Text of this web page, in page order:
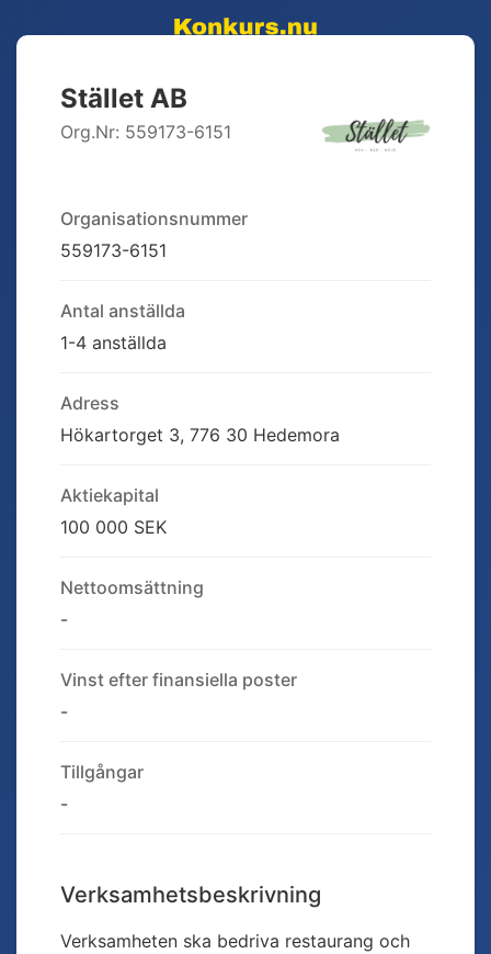
Stället AB
Org.Nr: 559173-6151
Organisationsnummer
559173-6151
Antal anställda
1-4 anställda
Adress
Hökartorget 3, 776 30 Hedemora
Aktiekapital
100 000 SEK
Nettoomsättning
-
Vinst efter finansiella poster
-
Tillgångar
-
Verksamhetsbeskrivning
Verksamheten ska bedriva restaurang och